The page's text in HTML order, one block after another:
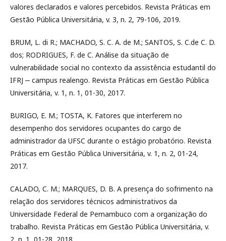
valores declarados e valores percebidos. Revista Práticas em
Gestão Pública Universitária, v. 3, n. 2, 79-106, 2019.
BRUM, L. di R.; MACHADO, S. C. A. de M.; SANTOS, S. C.de C. D.
dos; RODRIGUES, F. de C. Análise da situação de
vulnerabilidade social no contexto da assistência estudantil do
IFRJ ‒ campus realengo. Revista Práticas em Gestão Pública
Universitária, v. 1, n. 1, 01-30, 2017.
BURIGO, E. M.; TOSTA, K. Fatores que interferem no
desempenho dos servidores ocupantes do cargo de
administrador da UFSC durante o estágio probatório. Revista
Práticas em Gestão Pública Universitária, v. 1, n. 2, 01-24,
2017.
CALADO, C. M.; MARQUES, D. B. A presença do sofrimento na
relação dos servidores técnicos administrativos da
Universidade Federal de Pernambuco com a organização do
trabalho. Revista Práticas em Gestão Pública Universitária, v.